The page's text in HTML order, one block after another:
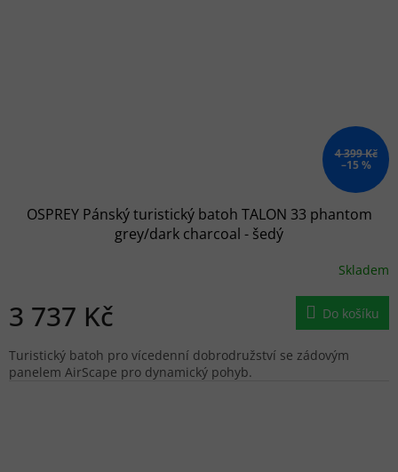
4 399 Kč
–15 %
OSPREY Pánský turistický batoh TALON 33 phantom
grey/dark charcoal - šedý
Skladem
3 737 Kč Do košíku
Turistický batoh pro vícedenní dobrodružství se zádovým
panelem AirScape pro dynamický pohyb.